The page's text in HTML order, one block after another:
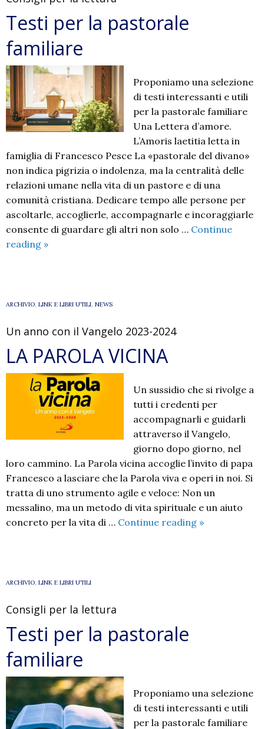
Testi per la pastorale
familiare
Proponiamo una selezione
di testi interessanti e utili
per la pastorale familiare
Una Lettera d’amore.
L’Amoris laetitia letta in
famiglia di Francesco Pesce La «pastorale del divano»
non indica pigrizia o indolenza, ma la centralità delle
relazioni umane nella vita di un pastore e di una
comunità cristiana. Dedicare tempo alle persone per
ascoltarle, accoglierle, accompagnarle e incoraggiarle
consente di guardare gli altri non solo … Continue
reading Testi
familiare
»
ARCHIVIO, LINK E LIBRI UTILI, NEWS
Un anno con il Vangelo 2023-2024
LA PAROLA VICINA
Un sussidio che si rivolge a
tutti i credenti per
accompagnarli e guidarli
attraverso il Vangelo,
giorno dopo giorno, nel
loro cammino. La Parola vicina accoglie l’invito di papa
Francesco a lasciare che la Parola viva e operi in noi. Si
tratta di uno strumento agile e veloce: Non un
messalino, ma un metodo di vita spirituale e un aiuto
concreto per la vita di … Continue reading LA
»
ARCHIVIO, LINK E LIBRI UTILI
Consigli per la lettura
Testi per la pastorale
familiare
Proponiamo una selezione
di testi interessanti e utili
per la pastorale familiare